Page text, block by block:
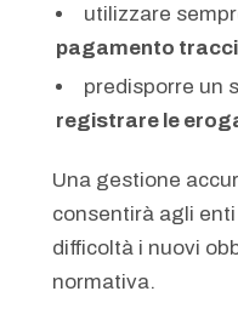
utilizzare
pagamento
predisporre un
registrare le
Una gestione
consentirà agli
difficoltà i nuovi
normativa.